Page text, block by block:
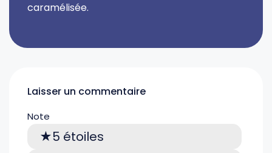
caramélisée.
Laisser un commentaire
Note
5 étoiles